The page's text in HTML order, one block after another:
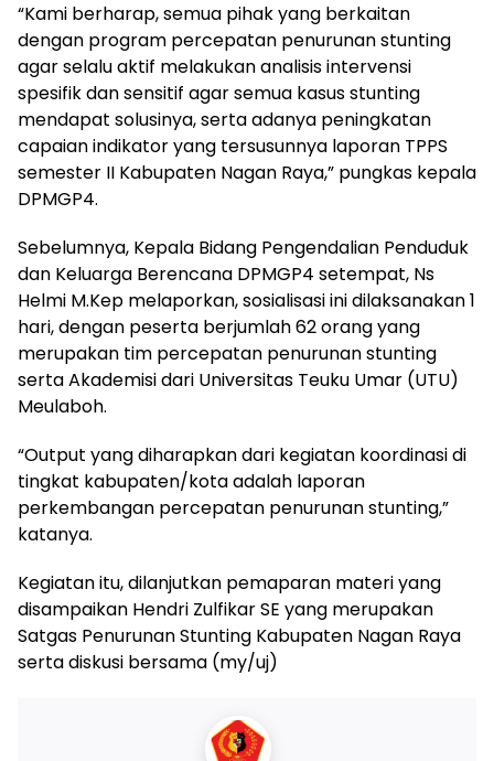
“Kami berharap, semua pihak yang berkaitan
dengan program percepatan penurunan stunting
agar selalu aktif melakukan analisis intervensi
spesifik dan sensitif agar semua kasus stunting
mendapat solusinya, serta adanya peningkatan
capaian indikator yang tersusunnya laporan TPPS
semester II Kabupaten Nagan Raya,” pungkas kepala
DPMGP4.
Sebelumnya, Kepala Bidang Pengendalian Penduduk
dan Keluarga Berencana DPMGP4 setempat, Ns
Helmi M.Kep melaporkan, sosialisasi ini dilaksanakan 1
hari, dengan peserta berjumlah 62 orang yang
merupakan tim percepatan penurunan stunting
serta Akademisi dari Universitas Teuku Umar (UTU)
Meulaboh.
“Output yang diharapkan dari kegiatan koordinasi di
tingkat kabupaten/kota adalah laporan
perkembangan percepatan penurunan stunting,”
katanya.
Kegiatan itu, dilanjutkan pemaparan materi yang
disampaikan Hendri Zulfikar SE yang merupakan
Satgas Penurunan Stunting Kabupaten Nagan Raya
serta diskusi bersama (my/uj)